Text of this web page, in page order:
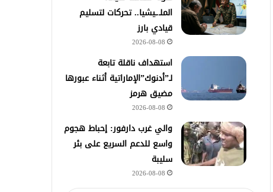
الملـ.ـيشيا.. تحركات لتسليم
قيادي بارز
2026-08-08
استهداف ناقلة تابعة
لـ”أدنوك”الإماراتية أثناء عبورها
مضيق هرمز
2026-08-08
والي غرب دارفور: إحباط هجوم
واسع للدعم السريع على بئر
سليبة
2026-08-08